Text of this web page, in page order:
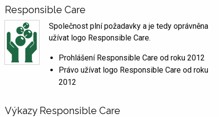
Responsible Care
Společnost plní požadavky a je tedy oprávněna
užívat logo Responsible Care.
Prohlášení Responsible Care od roku 2012
Právo užívat logo Responsible Care od roku
2012
Výkazy Responsible Care